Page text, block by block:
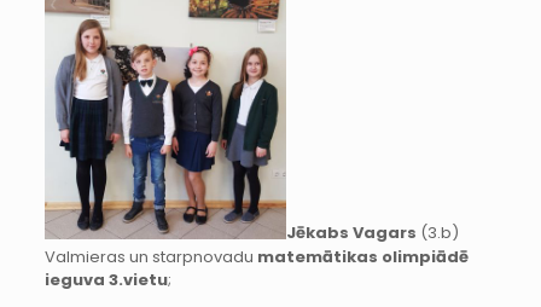
Jēkabs Vagars (3.b)
Valmieras un starpnovadu matemātikas olimpiādē
ieguva 3.vietu;